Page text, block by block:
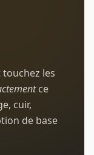
les
ce
cuir,
de base